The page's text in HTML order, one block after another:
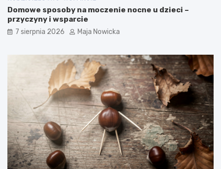
Domowe sposoby na moczenie nocne u dzieci –
przyczyny i wsparcie
7 sierpnia 2026 Maja Nowicka